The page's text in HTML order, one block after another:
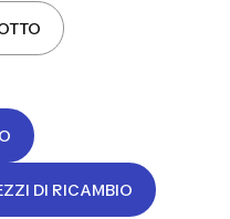
DI RICAMBIO